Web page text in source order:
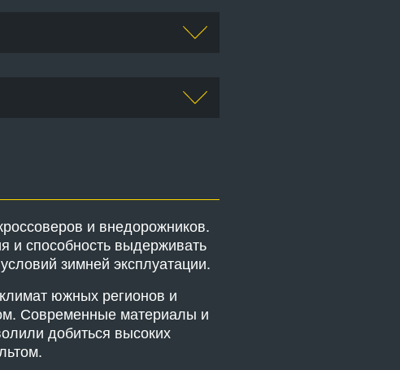
и внедорожников.
и способность выдерживать
зимней эксплуатации.
южных регионов и
Современные материалы и
добиться высоких